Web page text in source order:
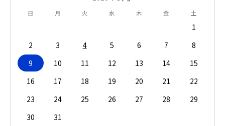
日 月 火 水 木 金 土
1
2
3 4 5 6 7
8
9
10 11 12 13 14
15
16
17 18 19 20 21
22
23
24 25 26 27 28
29
30
31